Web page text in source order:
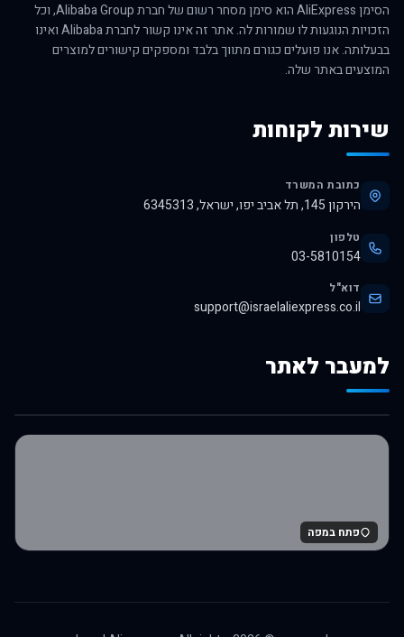
הסימן AliExpress הוא סימן מסחר רשום של חברת Alibaba Group, וכל
הזכויות הנוגעות לו שמורות לה. אתר זה אינו קשור לחברת Alibaba ואינו
בבעלותה. אנו פועלים כגורם מתווך בלבד ומספקים קישורים למוצרים
המוצעים באתר שלה.
שירות לקוחות
כתובת המשרד
הירקון 145, תל אביב יפו, ישראל, 6345313
טלפון
03-5810154
דוא"ל
support@israelaliexpress.co.il
למעבר לאתר
לרכישה באלי אקספרס
פתח במפה